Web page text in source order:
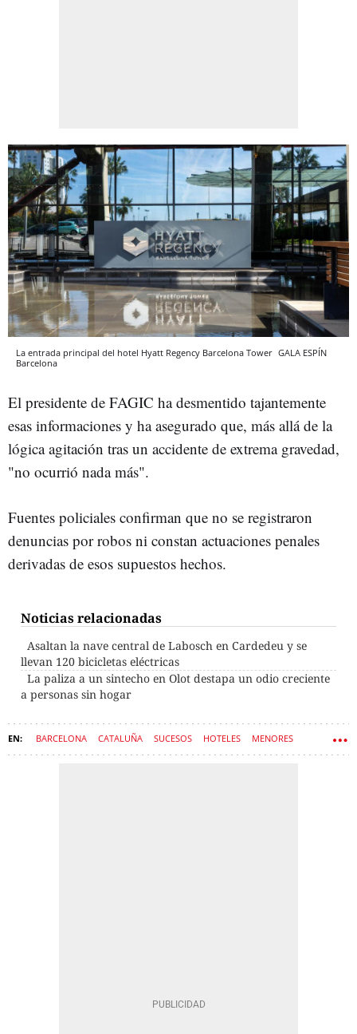
La entrada principal del hotel Hyatt Regency Barcelona Tower GALA ESPÍN
Barcelona
El presidente de FAGIC ha desmentido tajantemente
esas informaciones y ha asegurado que, más allá de la
lógica agitación tras un accidente de extrema gravedad,
"no ocurrió nada más".
Fuentes policiales confirman que no se registraron
denuncias por robos ni constan actuaciones penales
derivadas de esos supuestos hechos.
Noticias relacionadas
Asaltan la nave central de Labosch en Cardedeu y se
llevan 120 bicicletas eléctricas
La paliza a un sintecho en Olot destapa un odio creciente
a personas sin hogar
BARCELONA CATALUÑA SUCESOS HOTELES MENORES